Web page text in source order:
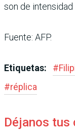
son de intensidad
Fuente: AFP.
Etiquetas: #
#réplica
Déjanos tus